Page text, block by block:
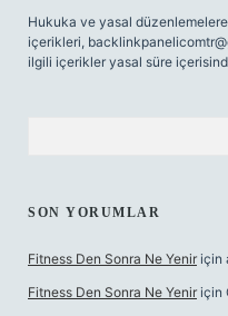
Hukuka ve yasal
içerikleri,
ilgili içerikler yasal süre
SON YORUMLAR
Fitness Den Sonra Ne Yenir için
Fitness Den Sonra Ne Yenir için